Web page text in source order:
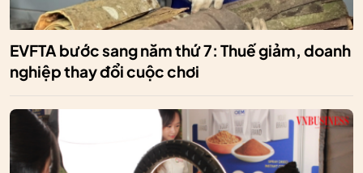
EVFTA bước sang năm thứ 7: Thuế giảm, doanh
nghiệp thay đổi cuộc chơi